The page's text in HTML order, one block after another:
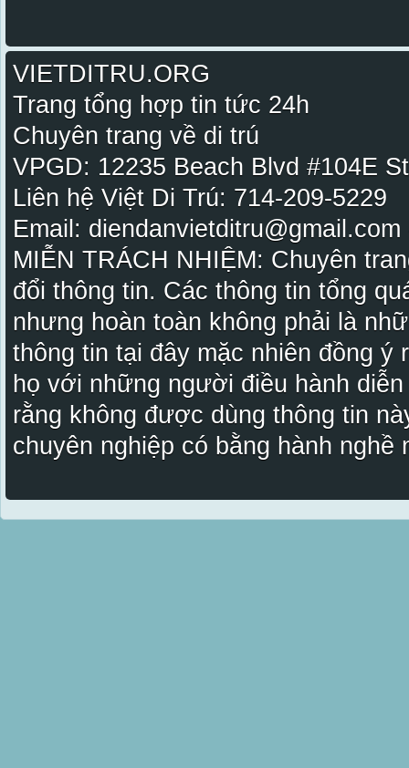
VIETDITRU.ORG
Trang tổng hợp tin tức 24h
Chuyên trang về di trú
VPGD: 12235 Beach Blvd #104E
Liên hệ Việt Di Trú: 714-209-5229
Email:
MIỄN TRÁCH NHIỆM: Chuyên
đổi thông tin. Các thông tin tổng
nhưng hoàn toàn không phải là
thông tin tại đây mặc nhiên đồng ý
họ với những người điều hành
rằng không được dùng thông tin
chuyên nghiệp có bằng hành